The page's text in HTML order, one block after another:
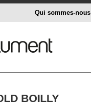
Qui sommes-nous
BOILLY